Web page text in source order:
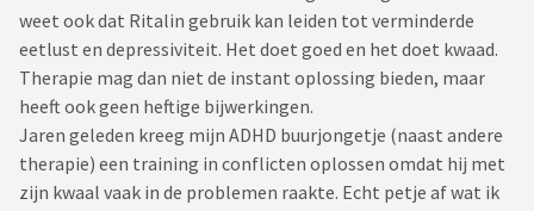
en aandacht naar relatief lichte problematiek gaat, terwijl
er voor kinderen in de tiener leeftijd met zware
psychiatrische problemen geen (of onvoldoende) opvang of
behandeling is en er een groot aantal van hen bij justitie
beland zonder dat zij een delict hebben begaan. Nu er de
komende jaren bezuinigd zal gaan worden op de zorg hoop ik
van harte dat hierin de juiste keuzes gemaakt gaan worden.
weet ook dat Ritalin gebruik kan leiden tot verminderde
eetlust en depressiviteit. Het doet goed en het doet kwaad.
Therapie mag dan niet de instant oplossing bieden, maar
heeft ook geen heftige bijwerkingen.
Jaren geleden kreeg mijn ADHD buurjongetje (naast andere
therapie) een training in conflicten oplossen omdat hij met
zijn kwaal vaak in de problemen raakte. Echt petje af wat ik